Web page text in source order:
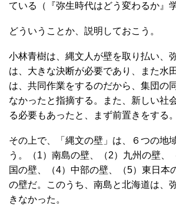
ている（『弥生時代はどう変わるか』
どういうことか、説明しておこう。
小林青樹は、縄文人が壁を取り払い、
は、大きな決断が必要であり、また水
は、共同作業をするのだから、集団の
なかったと指摘する。また、新しい社
る必要もあったと、まず前置きをする。
その上で、「縄文の壁」は、６つの地
う。（1）南島の壁、（2）九州の壁、
国の壁、（4）中部の壁、（5）東日本
の壁だ。このうち、南島と北海道は、
きなかった。